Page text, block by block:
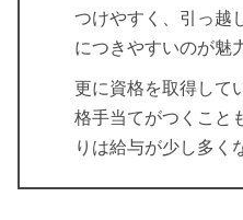
つけやすく、引っ越
につきやすいのが魅
更に資格を取得して
格手当てがつくこと
りは給与が少し多く